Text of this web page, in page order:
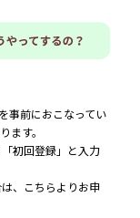
事前におこなってい
ます。
初回登録」と入力
、 こちらよりお申